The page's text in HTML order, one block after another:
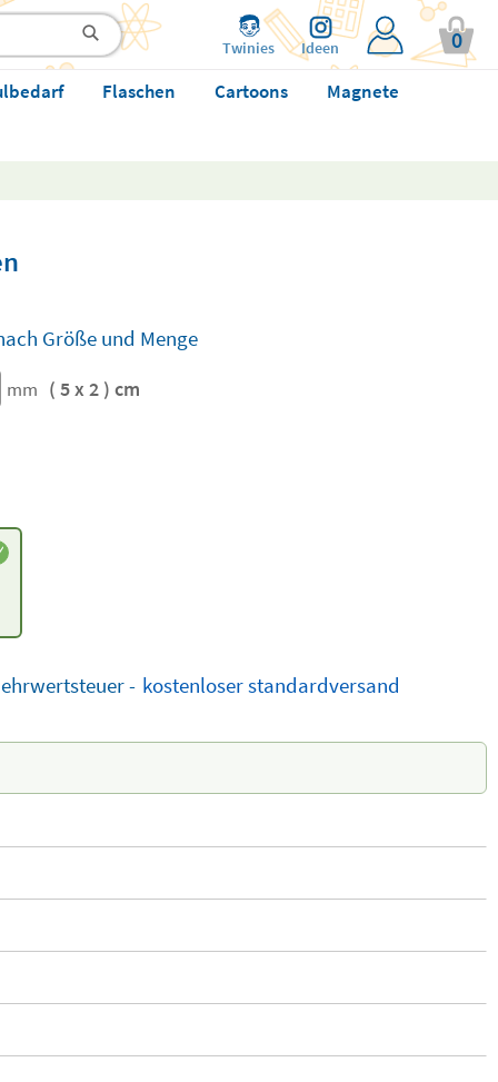
Twinies Ideen 0
Flaschen Cartoons Magnete
Größe und Menge
mm ( 5 x 2 ) cm
- kostenloserstandardversand